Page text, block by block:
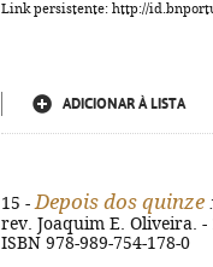
Link persistente: http://
ADICIONAR À LISTA
15 - Depois dos quinze
rev. Joaquim E. Oliveira.
ISBN 978-989-754-178-0